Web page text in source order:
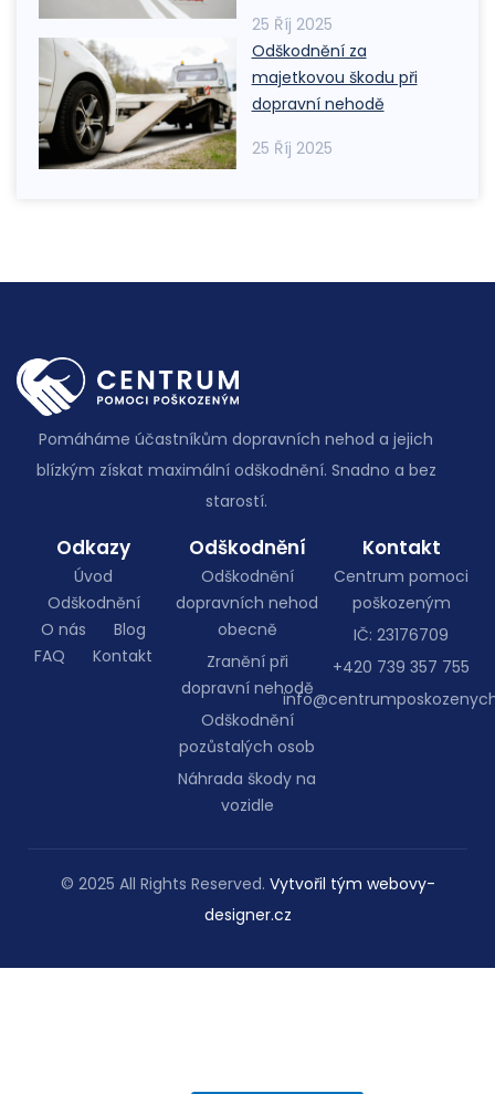
25 Říj 2025
Odškodnění za
majetkovou škodu při
dopravní nehodě
25 Říj 2025
Pomáháme účastníkům dopravních nehod a jejich
blízkým získat maximální odškodnění. Snadno a bez
starostí.
Odkazy
Úvod
Odškodnění
O nás
Blog
FAQ
Kontakt
Odškodnění
Odškodnění
dopravních nehod
obecně
Zranění při
dopravní nehodě
Odškodnění
pozůstalých osob
Náhrada škody na
vozidle
Kontakt
Centrum pomoci
poškozeným
IČ: 23176709
+420 739 357 755
© 2025 All Rights Reserved. Vytvořil tým webovy-
designer.cz